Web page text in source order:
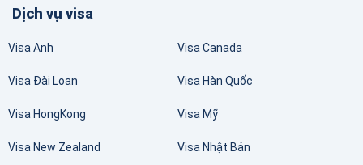
Dịch vụ visa
Visa Anh
Visa Đài Loan
Visa HongKong
Visa New Zealand
Visa Canada
Visa Hàn Quốc
Visa Mỹ
Visa Nhật Bản